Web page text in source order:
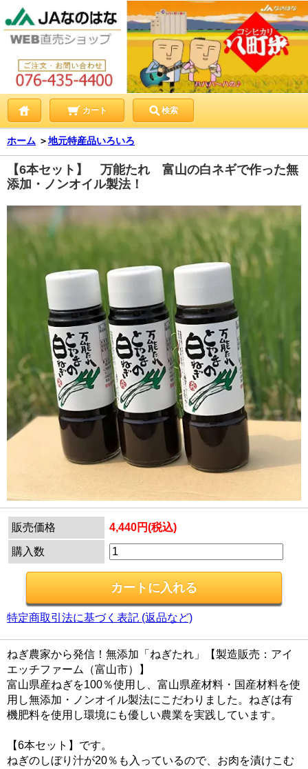
カート 検索
ホーム ＞地元特産品いろいろ
【6本セット】 万能たれ 富山の白ネギで作った無
添加・ノンオイル製法！
販売価格 4,440円(税込)
購入数
特定商取引法に基づく表記 (返品など)
ねぎ農家から発信！無添加「ねぎたれ」【製造販売：アイ
エッチファーム（富山市）】
富山県産ねぎを100％使用し、富山県産材料・国産材料を使
用し無添加・ノンオイル製法にこだわりました。ねぎは有
機肥料を使用し環境にも優しい農業を実践しています。
【6本セット】です。
ねぎのしぼり汁が20％も入っているので、お肉を漬けこむ